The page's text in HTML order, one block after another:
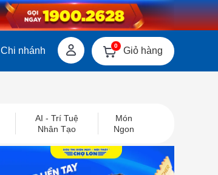
Chi nhánh 0 Giỏ hàng
AI - Trí Tuệ
Nhân Tạo
Món
Ngon